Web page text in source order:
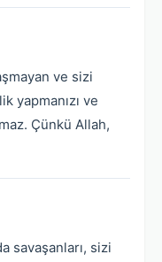
ve sizi
yapmanızı ve
Çünkü Allah,
savaşanları, sizi